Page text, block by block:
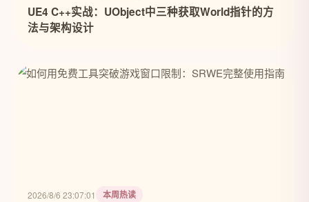
UE4 C++实战：UObject中三种获取World指针的方
法与架构设计
2026/8/6 23:07:01 本周热读